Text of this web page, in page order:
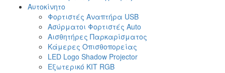
Αυτοκίνητο
Φορτιστές Αναπτήρα USB
Ασύρματοι Φορτιστές Auto
Αισθητήρες Παρκαρίσματος
Κάμερες Οπισθοπορείας
LED Logo Shadow Projector
Εξωτερικό ΚΙΤ RGB